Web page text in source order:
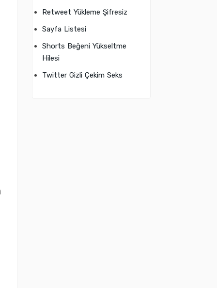
Retweet Yükleme Şifresiz
Sayfa Listesi
Shorts Beğeni Yükseltme
Hilesi
Twitter Gizli Çekim Seks